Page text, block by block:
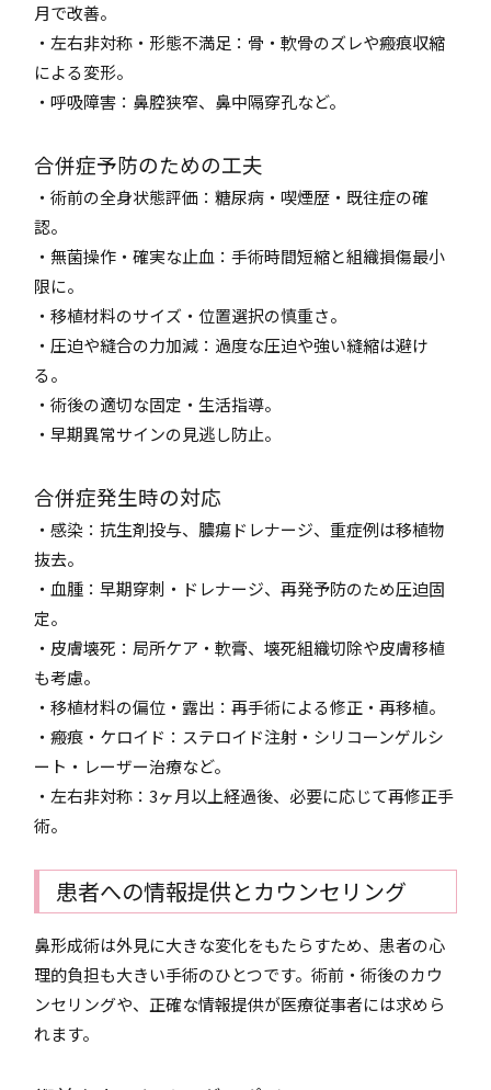
月で改善。
・左右非対称・形態不満足：骨・軟骨のズレや瘢痕収縮
による変形。
・呼吸障害：鼻腔狭窄、鼻中隔穿孔など。
合併症予防のための工夫
・術前の全身状態評価：糖尿病・喫煙歴・既往症の確
認。
・無菌操作・確実な止血：手術時間短縮と組織損傷最小
限に。
・移植材料のサイズ・位置選択の慎重さ。
・圧迫や縫合の力加減：過度な圧迫や強い縫縮は避け
る。
・術後の適切な固定・生活指導。
・早期異常サインの見逃し防止。
合併症発生時の対応
・感染：抗生剤投与、膿瘍ドレナージ、重症例は移植物
抜去。
・血腫：早期穿刺・ドレナージ、再発予防のため圧迫固
定。
・皮膚壊死：局所ケア・軟膏、壊死組織切除や皮膚移植
も考慮。
・移植材料の偏位・露出：再手術による修正・再移植。
・瘢痕・ケロイド：ステロイド注射・シリコーンゲルシ
ート・レーザー治療など。
・左右非対称：3ヶ月以上経過後、必要に応じて再修正手
術。
患者への情報提供とカウンセリング
鼻形成術は外見に大きな変化をもたらすため、患者の心
理的負担も大きい手術のひとつです。術前・術後のカウ
ンセリングや、正確な情報提供が医療従事者には求めら
れます。